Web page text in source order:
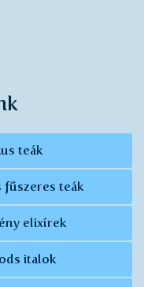
teák
fűszeres teák
elixírek
italok